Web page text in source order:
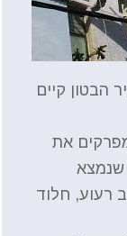
קיים
את
שנמצא
רעוע, חלוד